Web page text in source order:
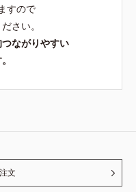
すので
さい。
ながりやすい
文